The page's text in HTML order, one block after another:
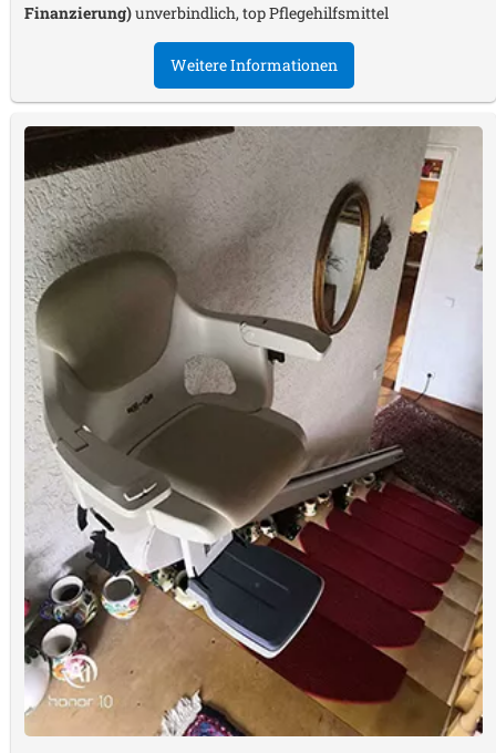
Finanzierung)unverbindlich, top Pflegehilfsmittel
Weitere Informationen